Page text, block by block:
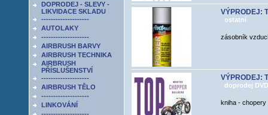
DOPRODEJ - SLEVY -
LIKVIDACE SKLADU
--------------------
AUTOLAKY
--------------------
AIRBRUSH BARVY
AIRBRUSH TECHNIKA
AIRBRUSH
PŘÍSLUŠENSTVÍ
--------------------
AIRBRUSH TĚLO
--------------------
LINKOVÁNÍ
VÝPRODEJ:
ostatní
zásobník
VÝPRODEJ:
doprodej
kniha - chopery